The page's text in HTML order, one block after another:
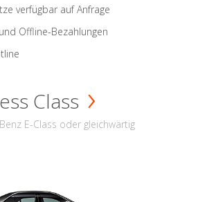
verfügbar auf Anfrage
Offline-Bezahlungen
Class
E-Class oder gleichwärtig